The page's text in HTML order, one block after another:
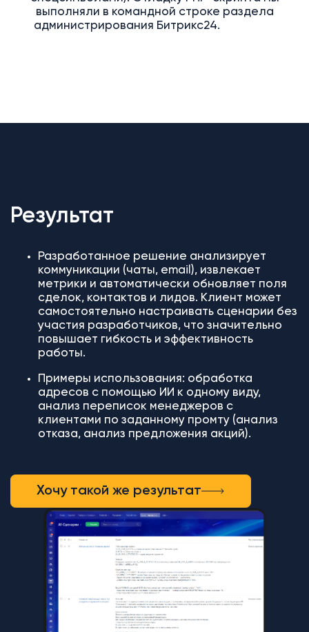
выполняли в командной строке раздела
администрирования Битрикс24.
Результат
Разработанное решение анализирует
коммуникации (чаты, email), извлекает
метрики и автоматически обновляет поля
сделок, контактов и лидов. Клиент может
самостоятельно настраивать сценарии без
участия разработчиков, что значительно
повышает гибкость и эффективность
работы.
Примеры использования: обработка
адресов с помощью ИИ к одному виду,
анализ переписок менеджеров с
клиентами по заданному промту (анализ
отказа, анализ предложения акций).
Хочу такой же результат